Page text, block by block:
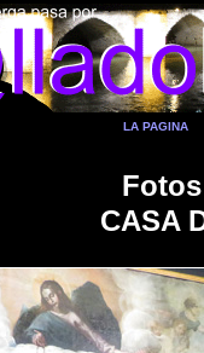
LA PAGINA
CASA